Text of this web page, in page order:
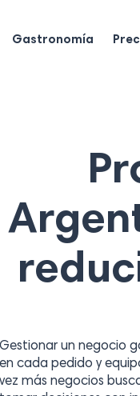
Gastronomía
Gestionar un negocio
en cada pedido y
vez más negocios